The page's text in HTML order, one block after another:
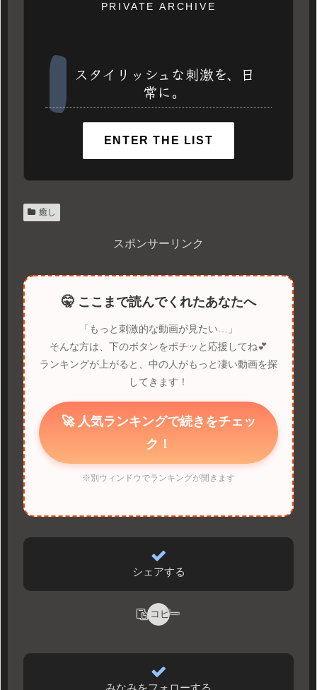
PRIVATE ARCHIVE
スタイリッシュな刺激を、日
常に。
ENTER THE LIST
癒し
スポンサーリンク
🤫 ここまで読んでくれたあなたへ
「もっと刺激的な動画が見たい…」
そんな方は、下のボタンをポチッと応援してね💕
ランキングが上がると、中の人がもっと凄い動画を探
してきます！
🚀 人気ランキングで続きをチェッ
ク！
※別ウィンドウでランキングが開きます
シェアする
コピー
みなみをフォローする